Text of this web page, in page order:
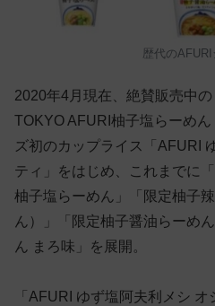
歴代の
2020年4月現在、絶賛販売中
TOKYO AFURI柚子塩らーめ
ズ初のカップライス「AFURI
ティ」をはじめ、これまでに
柚子塩らーめん」「限定柚子
ん）」「限定柚子醤油らーめ
ん まろ味」を展開。
「AFURI ゆず塩阿夫利メシ